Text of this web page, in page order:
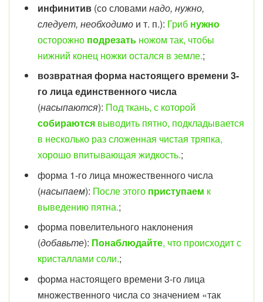
инфинитив(со словами надо, нужно,
следует, необходимои т. п.): Гриб нужно
осторожно подрезатьножом так, чтобы
нижний конец ножки остался в земле.;
возвратная форма настоящего времени 3-
го лица единственного числа
(насыпаются): Под ткань, с которой
собираютсявыводить пятно, подкладывается
в несколько раз сложенная чистая тряпка,
хорошо впитывающая жидкость.;
форма 1-го лица множественного числа
(насыпаем): После этого приступаем к
выведению пятна.;
форма повелительного наклонения
(добавьте): Понаблюдайте, что происходит с
кристаллами соли.;
форма настоящего времени 3-го лица
множественного числа со значением «так